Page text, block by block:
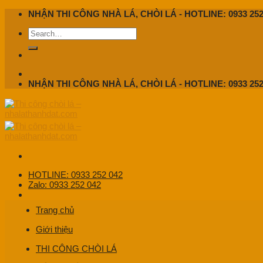
Skip
content
NHẬN THI CÔNG NHÀ LÁ, CHÒI LÁ - HOTLINE: 0933
NHẬN THI CÔNG NHÀ LÁ, CHÒI LÁ - HOTLINE: 0933
HOTLINE: 0933 252 042
Zalo: 0933 252 042
Trang chủ
Giới thiệu
THI CÔNG CHÒI LÁ